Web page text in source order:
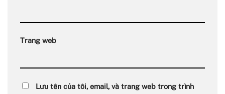
Trang web
Lưu tên của tôi, email, và trang web trong trình